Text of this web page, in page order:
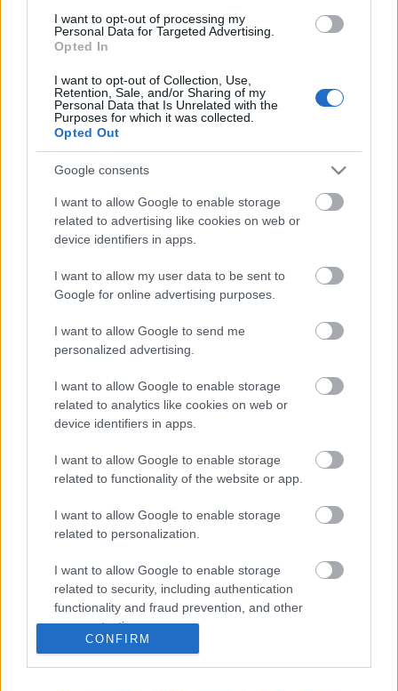
I want to opt-out of processing my
Personal Data for Targeted Advertising.
Opted In
I want to opt-out of Collection, Use,
Retention, Sale, and/or Sharing of my
Personal Data that Is Unrelated with the
Purposes for which it was collected.
Opted Out
Google consents
I want to allow Google to enable storage
related to advertising like cookies on web or
device identifiers in apps.
I want to allow my user data to be sent to
Google for online advertising purposes.
I want to allow Google to send me
personalized advertising.
I want to allow Google to enable storage
related to analytics like cookies on web or
device identifiers in apps.
I want to allow Google to enable storage
related to functionality of the website or app.
I want to allow Google to enable storage
related to personalization.
I want to allow Google to enable storage
related to security, including authentication
functionality and fraud prevention, and other
user protection.
CONFIRM
Tampere, Ruotula
Suuntaan
Rauma
Suuntaan
Kouvola
Sujuvaa
Suuntaan
Rauma
Sujuvaa
Hämeenlinna, Hauho
Suuntaan
Sujuvaa
Rauma
Hollola
Kouvola
Sujuvaa
Suuntaan
Lahti, Patomäki
Sujuvaa
Suuntaan
Sujuvaa
Lahti, Liipola
Rauma